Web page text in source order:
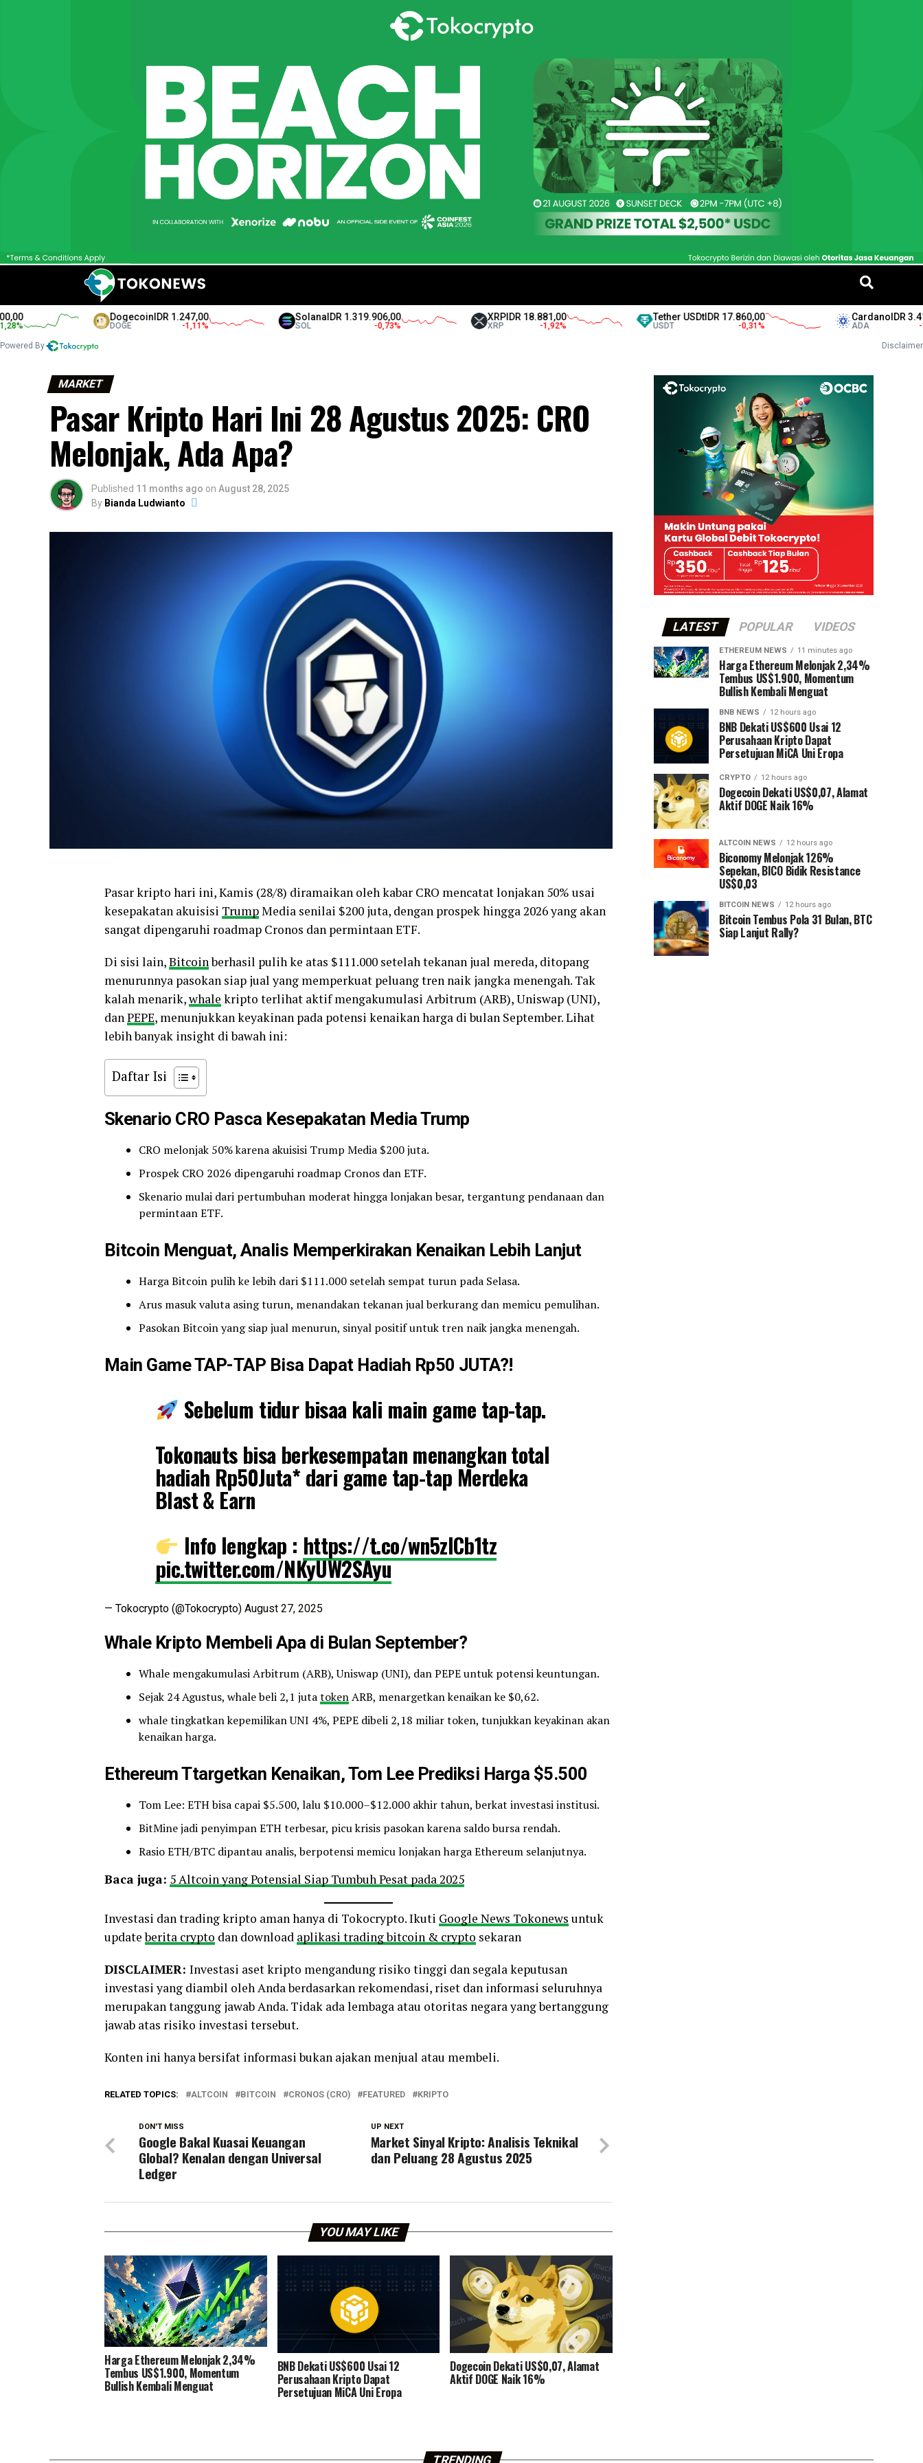
DogecoinIDR 1.247,00
DOGE
SolanaIDR 1.319.906,00
SOL
IDR 18.881,00
XRP -1,92
Tether USDtIDR 17.860,00
USDT
CardanoIDR 3.417,00
ADA
Powered By Disclaimer
MARKET
Pasar Kripto Hari Ini 28 Agustus 2025: CRO
Melonjak, Ada Apa?
Published 11 months ago on August 28, 2025
By Bianda Ludwianto
Pasar kripto hari ini, Kamis (28/8) diramaikan oleh kabar CRO mencatat lonjakan 50% usai
kesepakatan akuisisi TrumpMedia senilai $200 juta, dengan prospek hingga 2026 yang akan
sangat dipengaruhi roadmap Cronos dan permintaan ETF.
Di sisi lain,Bitcoinberhasil pulih ke atas $111.000 setelah tekanan jual mereda, ditopang
menurunnya pasokan siap jual yang memperkuat peluang tren naik jangka menengah. Tak
kalah menarik,whale kripto terlihat aktif mengakumulasi Arbitrum (ARB), Uniswap (UNI),
danPEPE, menunjukkan keyakinan pada potensi kenaikan harga di bulan September. Lihat
lebih banyak insight di bawah ini:
Daftar Isi
Skenario CRO Pasca Kesepakatan Media Trump
CRO melonjak 50% karena akuisisi Trump Media $200 juta.
Prospek CRO 2026 dipengaruhi roadmap Cronos dan ETF.
Skenario mulai dari pertumbuhan moderat hingga lonjakan besar, tergantung pendanaan dan
permintaan ETF.
Bitcoin Menguat, Analis Memperkirakan Kenaikan Lebih Lanjut
Harga Bitcoin pulih ke lebih dari $111.000 setelah sempat turun pada Selasa.
Arus masuk valuta asing turun, menandakan tekanan jual berkurang dan memicu pemulihan.
Pasokan Bitcoin yang siap jual menurun, sinyal positif untuk tren naik jangka menengah.
Main Game TAP-TAP Bisa Dapat Hadiah Rp50 JUTA?!
Sebelum tidur bisaa kali main game tap-tap.
Tokonauts bisa berkesempatan menangkan total
hadiah Rp50Juta* dari game tap-tap Merdeka
Blast & Earn
Info lengkap : https://t.co/wn5zlCb1tz
pic.twitter.com/NKyUW2SAyu
— Tokocrypto (@Tokocrypto) August 27, 2025
Whale Kripto Membeli Apa di Bulan September?
Whale mengakumulasi Arbitrum (ARB), Uniswap (UNI), dan PEPE untuk potensi keuntungan.
Sejak 24 Agustus, whale beli 2,1 jutatokenARB, menargetkan kenaikan ke $0,62.
whale tingkatkan kepemilikan UNI 4%, PEPE dibeli 2,18 miliar token, tunjukkan keyakinan akan
kenaikan harga.
EthereumTtargetkan Kenaikan, Tom Lee Prediksi Harga $5.500
Tom Lee: ETH bisa capai $5.500, lalu $10.000–$12.000 akhir tahun, berkat investasi institusi.
BitMine jadi penyimpan ETH terbesar, picu krisis pasokan karena saldo bursa rendah.
Rasio ETH/BTC dipantau analis, berpotensi memicu lonjakan harga Ethereum selanjutnya.
Baca juga: 5 Altcoin yang Potensial Siap Tumbuh Pesat pada 2025
Investasi dan trading kripto aman hanya di Tokocrypto. Ikuti Google News Tokonews untuk
updateberita crypto dan download aplikasi trading bitcoin & crypto sekaran
DISCLAIMER: Investasi aset kripto mengandung risiko tinggi dan segala keputusan
investasi yang diambil oleh Anda berdasarkan rekomendasi, riset dan informasi seluruhnya
merupakan tanggung jawab Anda. Tidak ada lembaga atau otoritas negara yang bertanggung
jawab atas risiko investasi tersebut.
Konten ini hanya bersifat informasi bukan ajakan menjual atau membeli.
RELATED TOPICS: ALTCOIN BITCOIN CRONOS (CRO) FEATURED KRIPTO
UP NEXT
Market Sinyal Kripto: Analisis Teknikal
dan Peluang 28 Agustus 2025
DON'T MISS
Google Bakal Kuasai Keuangan
Global? Kenalan dengan Universal
Ledger
YOU MAY LIKE
Harga Ethereum Melonjak 2,34%
Tembus US$1.900, Momentum
Bullish Kembali Menguat
BNB Dekati US$600 Usai 12
Perusahaan Kripto Dapat
Persetujuan MiCA Uni Eropa
Dogecoin Dekati US$0,07, Alamat
Aktif DOGE Naik 16%
LATEST POPULAR VIDEOS
ETHEREUM NEWS 11 minutes ago
Harga Ethereum Melonjak 2,34%
Tembus US$1.900, Momentum
Bullish Kembali Menguat
BNB NEWS 12 hours ago
BNB Dekati US$600 Usai 12
Perusahaan Kripto Dapat
Persetujuan MiCA Uni Eropa
CRYPTO 12 hours ago
Dogecoin Dekati US$0,07, Alamat
Aktif DOGE Naik 16%
ALTCOIN NEWS 12 hours ago
Biconomy Melonjak 126%
Sepekan, BICO Bidik Resistance
US$0,03
BITCOIN NEWS 12 hours ago
Bitcoin Tembus Pola 31 Bulan, BTC
Siap Lanjut Rally?
TRENDING